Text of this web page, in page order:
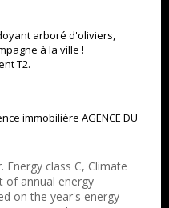
arboré d'oliviers,
à la ville !
T2.
immobilière AGENCE DU
class C, Climate
of annual energy
on the year's energy